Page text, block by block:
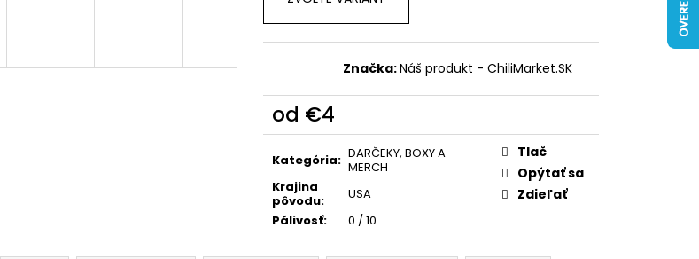
Značka:Náš produkt - ChiliMarket.SK
od €4
Jednotková
Kategória: DARČEKY, BOXY A
MERCH
Krajina
pôvodu:
USA
Pálivosť: 0 / 10
Tlač
Opýtať sa
Zdieľať